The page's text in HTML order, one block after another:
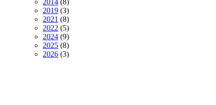
2014 (8)
2019 (3)
2021 (8)
2022 (5)
2024 (9)
2025 (8)
2026 (3)